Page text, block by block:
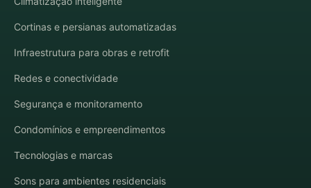
Cortinas e persianas automatizadas
Infraestrutura para obras e retrofit
Redes e conectividade
Segurança e monitoramento
Condomínios e empreendimentos
Tecnologias e marcas
Sons para ambientes residenciais